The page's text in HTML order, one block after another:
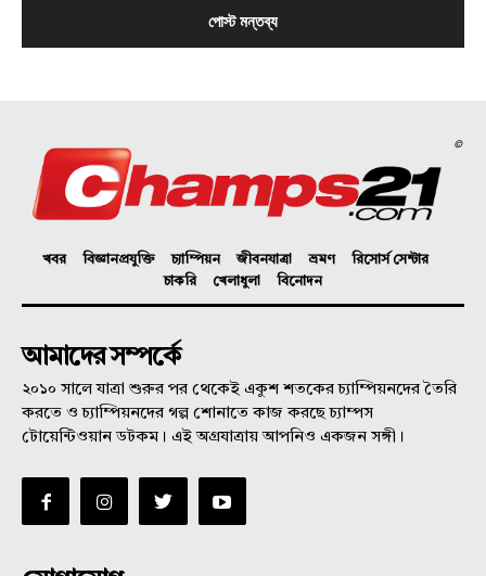
©
খবর বিজ্ঞানপ্রযুক্তি চ্যাম্পিয়ন জীবনযাত্রা ভ্রমণ
রিসোর্স সেন্টার
চাকরি
খেলাধুলা বিনোদন
আমাদের সম্পর্কে
২০১০ সালে যাত্রা শুরুর পর থেকেই একুশ শতকের চ্যাম্পিয়নদের তৈরি
করতে ও চ্যাম্পিয়নদের গল্প শোনাতে কাজ করছে চ্যাম্পস
টোয়েন্টিওয়ান ডটকম। এই অগ্রযাত্রায় আপনিও একজন সঙ্গী।